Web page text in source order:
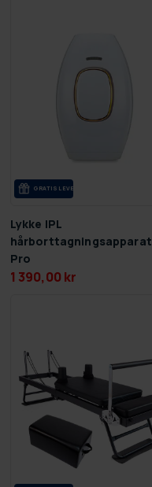
GRA­TIS LE­VE­RANS
Lykke IPL
hårborttagningsapparat
Pro
1 390,00 kr